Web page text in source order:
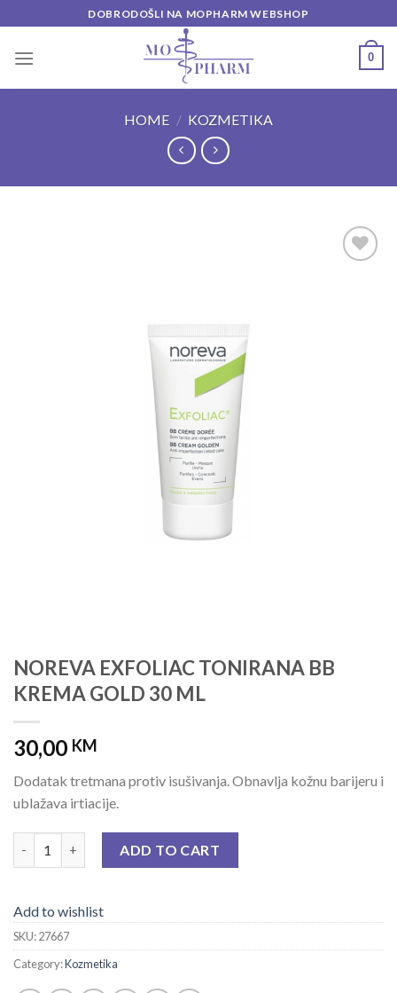
to
content
DOBRODOŠLI NA MOPHARM WEBSHOP
0
HOME / KOZMETIKA
NOREVA EXFOLIAC TONIRANA BB
KREMA GOLD 30 ML
30,00 KM
Dodatak tretmana protiv isušivanja. Obnavlja kožnu barijeru i
ublažava irtiacije.
ADD TO CART
Add to wishlist
SKU:27667
Category:Kozmetika